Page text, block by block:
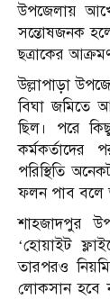
উপজেলায়
সন্তোষজনক
ছত্রাকের
উল্লাপাড়া
বিঘা জমিতে
ছিল। পরে
পরিস্থিতি
ফলন পাব বলে
শাহজাদপুর
‘হোয়াইট
তারপরও
লোকসান হবে